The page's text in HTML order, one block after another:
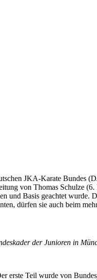
JKA-Karate Bundes
von Thomas Schulze
und Basis geachtet wurde.
dürfen sie auch beim
der Junioren in
erste Teil wurde von